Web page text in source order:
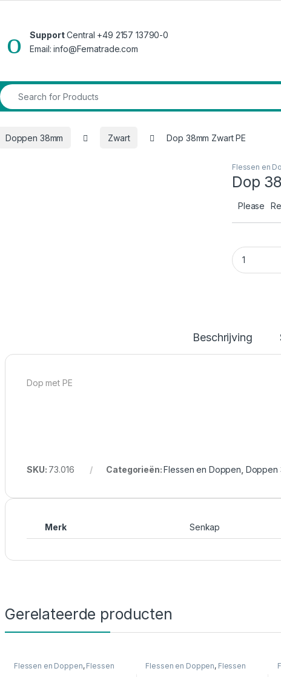
SupportCentral +49 2157 13790-0
Email: info@Fernatrade.com
Search for:
Doppen 38mm Zwart Dop 38mm Zwart PE
Flessen en
Dop
Please
Dop 38mm
Beschrijving
Dop met PE
SKU: 73.016 Categorieën: Flessen en Doppen, Doppen
Merk Senkap
Gerelateerde producten
Flessen en Doppen, Flessen
Flessen en Doppen, Flessen